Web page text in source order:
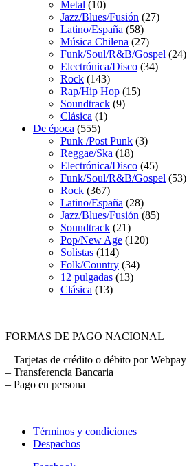
Metal (10)
Jazz/Blues/Fusión (27)
Latino/España (58)
Música Chilena (27)
Funk/Soul/R&B/Gospel (24)
Electrónica/Disco (34)
Rock (143)
Rap/Hip Hop (15)
Soundtrack (9)
Clásica (1)
De época (555)
Punk /Post Punk (3)
Reggae/Ska (18)
Electrónica/Disco (45)
Funk/Soul/R&B/Gospel (53)
Rock (367)
Latino/España (28)
Jazz/Blues/Fusión (85)
Soundtrack (21)
Pop/New Age (120)
Solistas (114)
Folk/Country (34)
12 pulgadas (13)
Clásica (13)
FORMAS DE PAGO NACIONAL
– Tarjetas de crédito o débito por Webpay
– Transferencia Bancaria
– Pago en persona
Términos y condiciones
Despachos